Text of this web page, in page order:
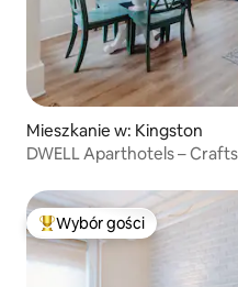
Mieszkanie w: Kingston
DWELL Aparthotels –
Najpopularniejsze z
Wybór gości